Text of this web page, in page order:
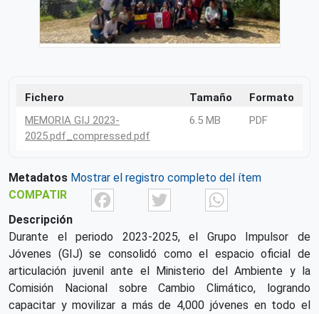
Fichero Tamaño
Formato
MEMORIA GIJ 2023-
2025.pdf_compressed.pdf
6.5 MB PDF
Metadatos Mostrar el registro completo del ítem
COMPATIR
FacebookTwitter
Descripción
Durante el periodo 2023-2025, el Grupo Impulsor de
Jóvenes (GIJ) se consolidó como el espacio oficial de
articulación juvenil ante el Ministerio del Ambiente y la
Comisión Nacional sobre Cambio Climático, logrando
capacitar y movilizar a más de 4,000 jóvenes en todo el